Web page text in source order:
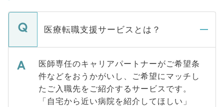
医療転職支援サービスとは？
医師専任のキャリアパートナーがご希望条
件などをおうかがいし、ご希望にマッチし
たご入職先をご紹介するサービスです。
「自宅から近い病院を紹介してほしい」